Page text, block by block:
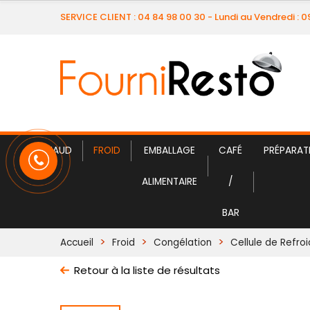
SERVICE CLIENT : 04 84 98 00 30 - Lundi au Vendredi :
CHAUD FROID EMBALLAGE
ALIMENTAIRE
CAFÉ
/
BAR
Accueil Froid Congélation Cellule de
Retour à la liste de résultats